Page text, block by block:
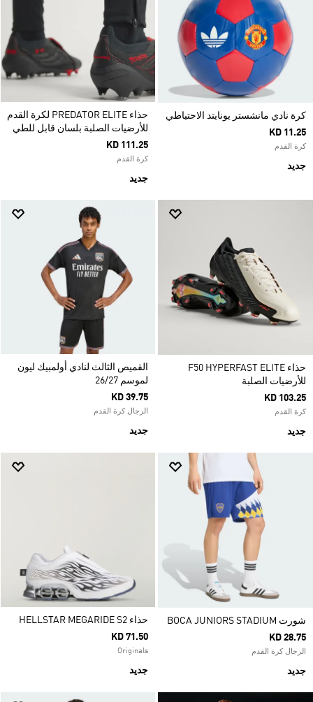
كرة نادي مانشستر يونايتد الاحتياطي
KD 11.25
كرة القدم
جديد
حذاء PREDATOR ELITE لكرة القدم
للأرضيات الصلبة بلسان قابل للطي
KD 111.25
كرة القدم
جديد
حذاء F50 HYPERFAST ELITE
للأرضيات الصلبة
KD 103.25
كرة القدم
جديد
القميص الثالث لنادي أولمبيك ليون
لموسم 26/27
KD 39.75
الرجال كرة القدم
جديد
شورت BOCA JUNIORS STADIUM
KD 28.75
الرجال كرة القدم
جديد
حذاء HELLSTAR MEGARIDE S2
KD 71.50
Originals
جديد